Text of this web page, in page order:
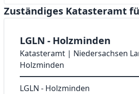
Zuständiges Katasteramt
LGLN - Holzminden
Katasteramt | Niedersachsen
Holzminden
LGLN - Holzminden